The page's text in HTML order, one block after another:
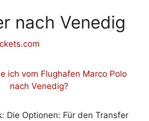
nach Venedig
Die Optionen: Für den Transfer